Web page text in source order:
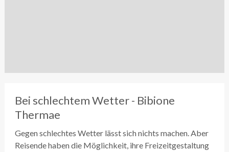
Bei schlechtem Wetter - Bibione
Thermae
Gegen schlechtes Wetter lässt sich nichts machen. Aber
Reisende haben die Möglichkeit, ihre Freizeitgestaltung